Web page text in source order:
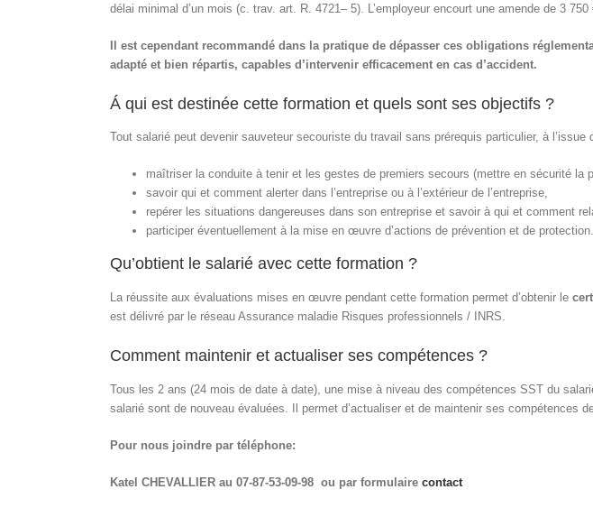
délai minimal d’un mois (c. trav. art. R. 4721 – 5). L’employeur encourt une amende de 3 750
Il est cependant recommandé dans la pratique de dépasser ces obligations
adapté et bien répartis, capables d’intervenir efficacement en cas d’accident.
Á qui est destinée cette formation et quels sont ses objectifs ?
Tout salarié peut devenir sauveteur secouriste du travail sans prérequis particulier, à l’issue
maîtriser la conduite à tenir et les gestes de premiers secours (mettre en sécurité
savoir qui et comment alerter dans l’entreprise ou à l’extérieur de l’entreprise,
repérer les situations dangereuses dans son entreprise et savoir à qui et comment
participer éventuellement à la mise en œuvre d’actions de prévention et de protection.
Qu’obtient le salarié avec cette formation ?
La réussite aux évaluations mises en œuvre pendant cette formation permet d’obtenir le
est délivré par le réseau Assurance maladie Risques professionnels / INRS.
Comment maintenir et actualiser ses compétences ?
Tous les 2 ans (24 mois de date à date), une mise à niveau des compétences SST du
salarié sont de nouveau évaluées. Il permet d’actualiser et de maintenir ses compétences
Pour nous joindre par téléphone:
Katel CHEVALLIER au 07-87-53-09-98 ou par formulaire contact